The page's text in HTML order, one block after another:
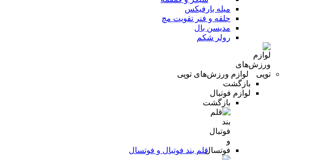
میله بارفیکس
حلقه و فنر تقویت مچ
مدیسن بال
رولر شکم
لوازم ورزش‌های توپی
بازگشت
لوازم فوتبال
بازگشت
قلم بند فوتبال و فوتسال